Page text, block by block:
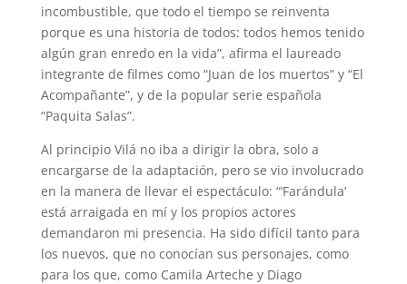
incombustible, que todo el tiempo se reinventa
porque es una historia de todos: todos hemos tenido
algún gran enredo en la vida”, afirma el laureado
integrante de filmes como “Juan de los muertos” y “El
Acompañante”, y de la popular serie española
“Paquita Salas”.
Al principio Vilá no iba a dirigir la obra, solo a
encargarse de la adaptación, pero se vio involucrado
en la manera de llevar el espectáculo: “‘Farándula’
está arraigada en mí y los propios actores
demandaron mi presencia. Ha sido difícil tanto para
los nuevos, que no conocían sus personajes, como
para los que, como Camila Arteche y Diago